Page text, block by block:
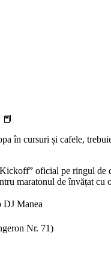
în cursuri și cafele,
oficial pe ringul
maratonul de învățat cu
Manea
Nr. 71)